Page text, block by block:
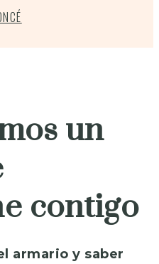
un
contigo
armario y saber